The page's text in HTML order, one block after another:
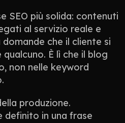
SEO più solida: contenuti
al servizio reale e
che il cliente si
È lì che il blog
non nelle keyword
produzione.
definito in una frase